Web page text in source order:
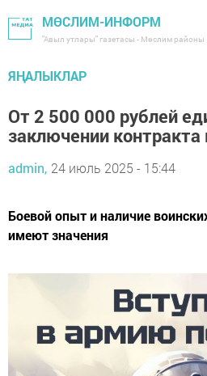
МӨСЛИМ-ИНФОРМ
"Авыл утлары" газетасы - Мөслим районы
ЯҢАЛЫКЛАР
От 2 500 000 рублей
заключении контракта
admin, 24 июль 2025 - 15:44
Боевой опыт и наличие
имеют значения